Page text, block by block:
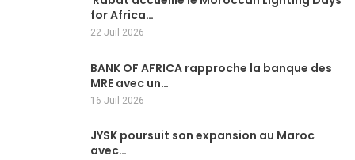
for Africa…
22 Juil 2026
BANK OF AFRICA rapproche la banque des
MRE avec un…
16 Juil 2026
JYSK poursuit son expansion au Maroc
avec…